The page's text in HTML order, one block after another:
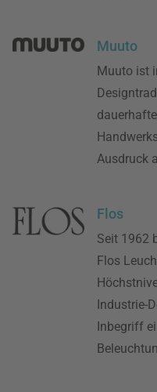
Muuto
Muuto ist
Ausdruck
Flos
Seit 1962
Flos
Industrie-
Inbegriff